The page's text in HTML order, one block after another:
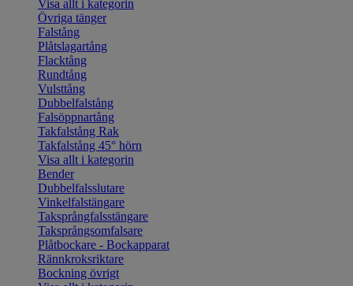
Visa allt i kategorin
Övriga tänger
Falstång
Plåtslagartång
Flacktång
Rundtång
Vulsttång
Dubbelfalstång
Falsöppnartång
Takfalstång Rak
Takfalstång 45° hörn
Visa allt i kategorin
Bender
Dubbelfalsslutare
Vinkelfalstängare
Taksprångfalsstängare
Taksprångsomfalsare
Plåtbockare - Bockapparat
Rännkroksriktare
Bockning övrigt